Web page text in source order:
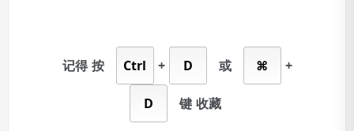
记得 按 Ctrl + D 或 ⌘ +
D 键 收藏